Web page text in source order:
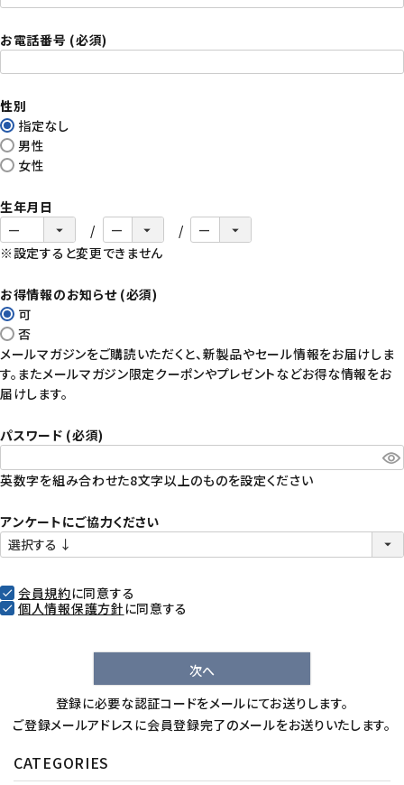
お電話番号 (必須)
性別
指定なし
男性
女性
生年月日
※設定すると変更できません
お得情報のお知らせ (必須)
可
否
メールマガジンをご購読いただくと、新製品やセール情報をお届けしま
す。またメールマガジン限定クーポンやプレゼントなどお得な情報をお
届けします。
パスワード (必須)
英数字を組み合わせた8文字以上のものを設定ください
アンケートにご協力ください
会員規約に同意する
個人情報保護方針に同意する
次へ
登録に必要な認証コードをメールにてお送りします。
ご登録メールアドレスに会員登録完了のメールをお送りいたします。
CATEGORIES